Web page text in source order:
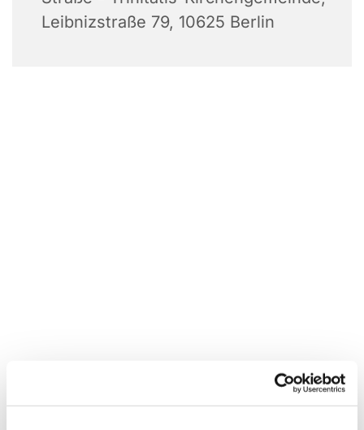
Leibnizstraße 79, 10625 Berlin